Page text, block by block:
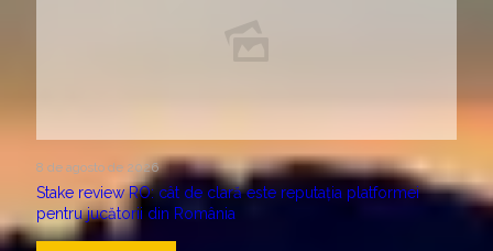
8 de agosto de 2026
Stake review RO: cât de clară este reputația platformei
pentru jucătorii din România